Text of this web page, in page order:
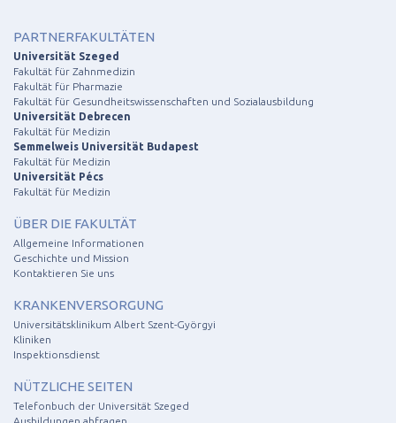
PARTNERFAKULTÄTEN
Universität Szeged
Fakultät für Zahnmedizin
Fakultät für Pharmazie
Fakultät für Gesundheitswissenschaften und Sozialausbildung
Universität Debrecen
Fakultät für Medizin
Semmelweis Universität Budapest
Fakultät für Medizin
Universität Pécs
Fakultät für Medizin
ÜBER DIE FAKULTÄT
Allgemeine Informationen
Geschichte und Mission
Kontaktieren Sie uns
KRANKENVERSORGUNG
Universitätsklinikum Albert Szent-Györgyi
Kliniken
Inspektionsdienst
NÜTZLICHE SEITEN
Telefonbuch der Universität Szeged